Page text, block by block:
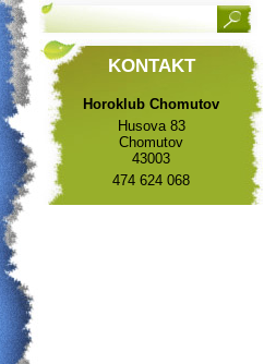
KONTAKT
Horoklub Chomutov
Husova 83
Chomutov
43003
474 624 068